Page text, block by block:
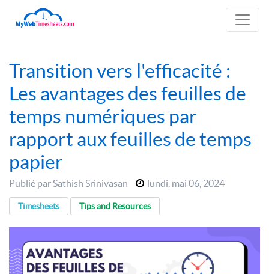
Transition vers l'efficacité :
Les avantages des feuilles de
temps numériques par
rapport aux feuilles de temps
papier
Publié par Sathish Srinivasan lundi mai 06, 2024
Timesheets Tips and Resources